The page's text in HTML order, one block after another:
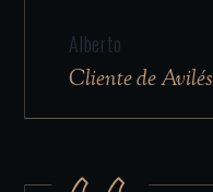
Alberto
Cliente de Avilés